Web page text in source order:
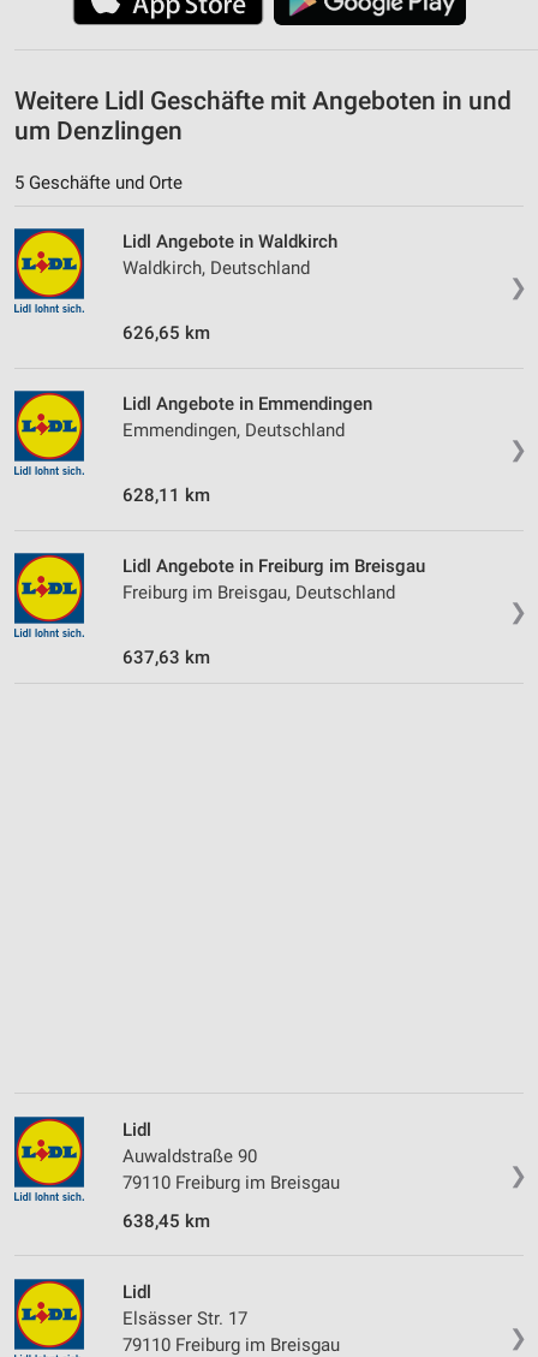
Weitere Lidl Geschäfte mit Angeboten in und
um Denzlingen
5 Geschäfte und Orte
❯
Lidl Angebote in Waldkirch
Waldkirch, Deutschland
626,65 km
❯
Lidl Angebote in Emmendingen
Emmendingen, Deutschland
628,11 km
❯
Lidl Angebote in Freiburg im Breisgau
Freiburg im Breisgau, Deutschland
637,63 km
❯
Lidl
Auwaldstraße 90
79110 Freiburg im Breisgau
638,45 km
❯
Lidl
Elsässer Str. 17
79110 Freiburg im Breisgau
Notwendig
Funktional
Werbung